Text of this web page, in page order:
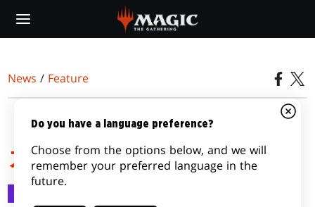
main
News / Feature
『テーロス還魂記』のメ
カニズム
Do you have a language preference?
Choose from the options below, and we will
remember your preferred language in the
future.